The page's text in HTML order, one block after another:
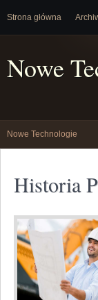
Strona główna
Nowe
Nowe Technologie
Historia